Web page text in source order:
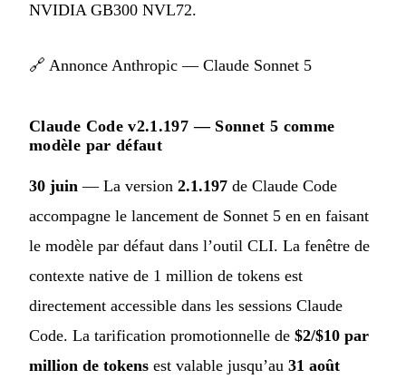
NVIDIA GB300 NVL72.
🔗 Annonce Anthropic — Claude Sonnet 5
Claude Code v2.1.197 — Sonnet 5 comme
modèle par défaut
30 juin — La version 2.1.197 de Claude Code
accompagne le lancement de Sonnet 5 en en faisant
le modèle par défaut dans l’outil CLI. La fenêtre de
contexte native de 1 million de tokens est
directement accessible dans les sessions Claude
Code. La tarification promotionnelle de $2/$10 par
million de tokens est valable jusqu’au 31 août